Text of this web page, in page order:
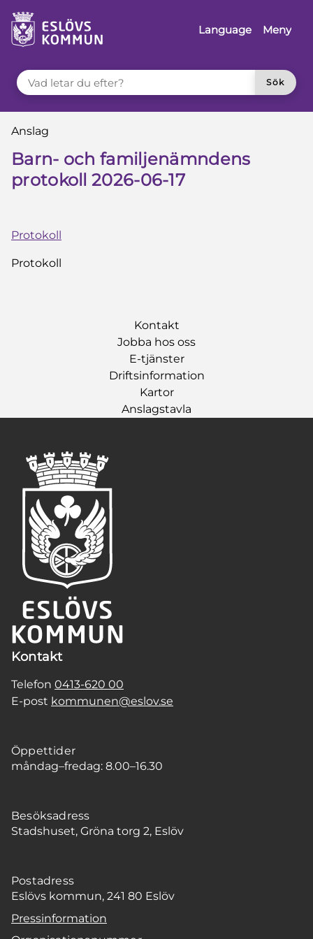
till innehåll
Language
Meny
VAD LETAR DU EFTER?
Sök
Du är här:
Anslag
Barn- och familjenämndens
protokoll 2026-06-17
Protokoll
Protokoll
Kontakt
Jobba hos oss
E-tjänster
Driftsinformation
Kartor
Anslagstavla
Kontakt
Telefon 0413-620 00
E-post kommunen@eslov.se
Öppettider
måndag–fredag: 8.00–16.30
Besöksadress
Stadshuset, Gröna torg 2, Eslöv
Postadress
Eslövs kommun, 241 80 Eslöv
Pressinformation